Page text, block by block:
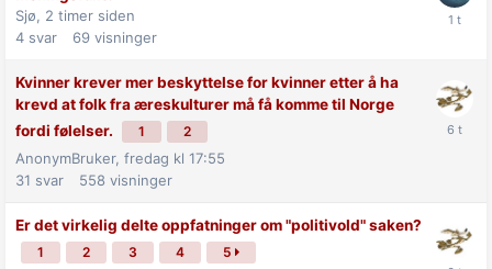
Sjø, 2 timer siden
4 svar 69 visninger
Kvinner krever mer beskyttelse for kvinner etter å ha
krevd at folk fra æreskulturer må få komme til Norge
fordi følelser.
1 2
AnonymBruker, fredag kl 17:55
31 svar 558 visninger
Er det virkelig delte oppfatninger om "politivold" saken?
1 2 3 4 5